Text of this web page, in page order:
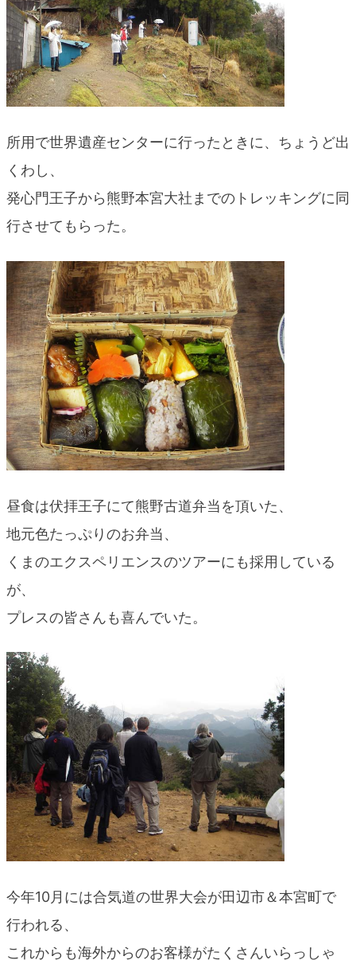
所用で世界遺産センターに行ったときに、ちょうど出
くわし、
発心門王子から熊野本宮大社までのトレッキングに同
行させてもらった。
昼食は伏拝王子にて熊野古道弁当を頂いた、
地元色たっぷりのお弁当、
くまのエクスペリエンスのツアーにも採用している
が、
プレスの皆さんも喜んでいた。
今年10月には合気道の世界大会が田辺市＆本宮町で
行われる、
これからも海外からのお客様がたくさんいらっしゃ